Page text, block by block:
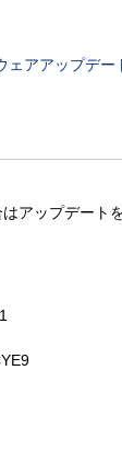
アアップデー
アップデート